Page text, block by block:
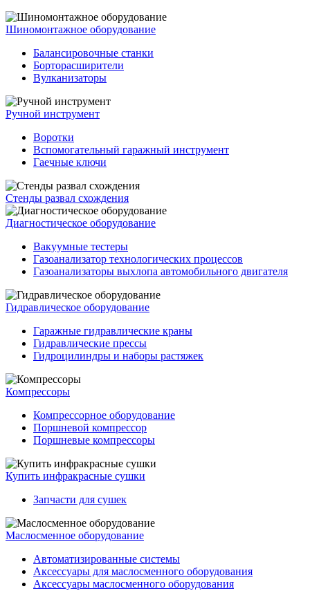
Шиномонтажное оборудование
Балансировочные станки
Борторасширители
Вулканизаторы
Ручной инструмент
Воротки
Вспомогательный гаражный инструмент
Гаечные ключи
Стенды развал схождения
Диагностическое оборудование
Вакуумные тестеры
Газоанализатор технологических процессов
Газоанализаторы выхлопа автомобильного двигателя
Гидравлическое оборудование
Гаражные гидравлические краны
Гидравлические прессы
Гидроцилиндры и наборы растяжек
Компрессоры
Компрессорное оборудование
Поршневой компрессор
Поршневые компрессоры
Купить инфракрасные сушки
Запчасти для сушек
Маслосменное оборудование
Автоматизированные системы
Аксессуары для маслосменного оборудования
Аксессуары маслосменного оборудования